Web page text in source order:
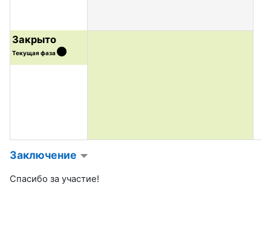
Закрыто
Текущая фаза
Заключение
Спасибо за участие!